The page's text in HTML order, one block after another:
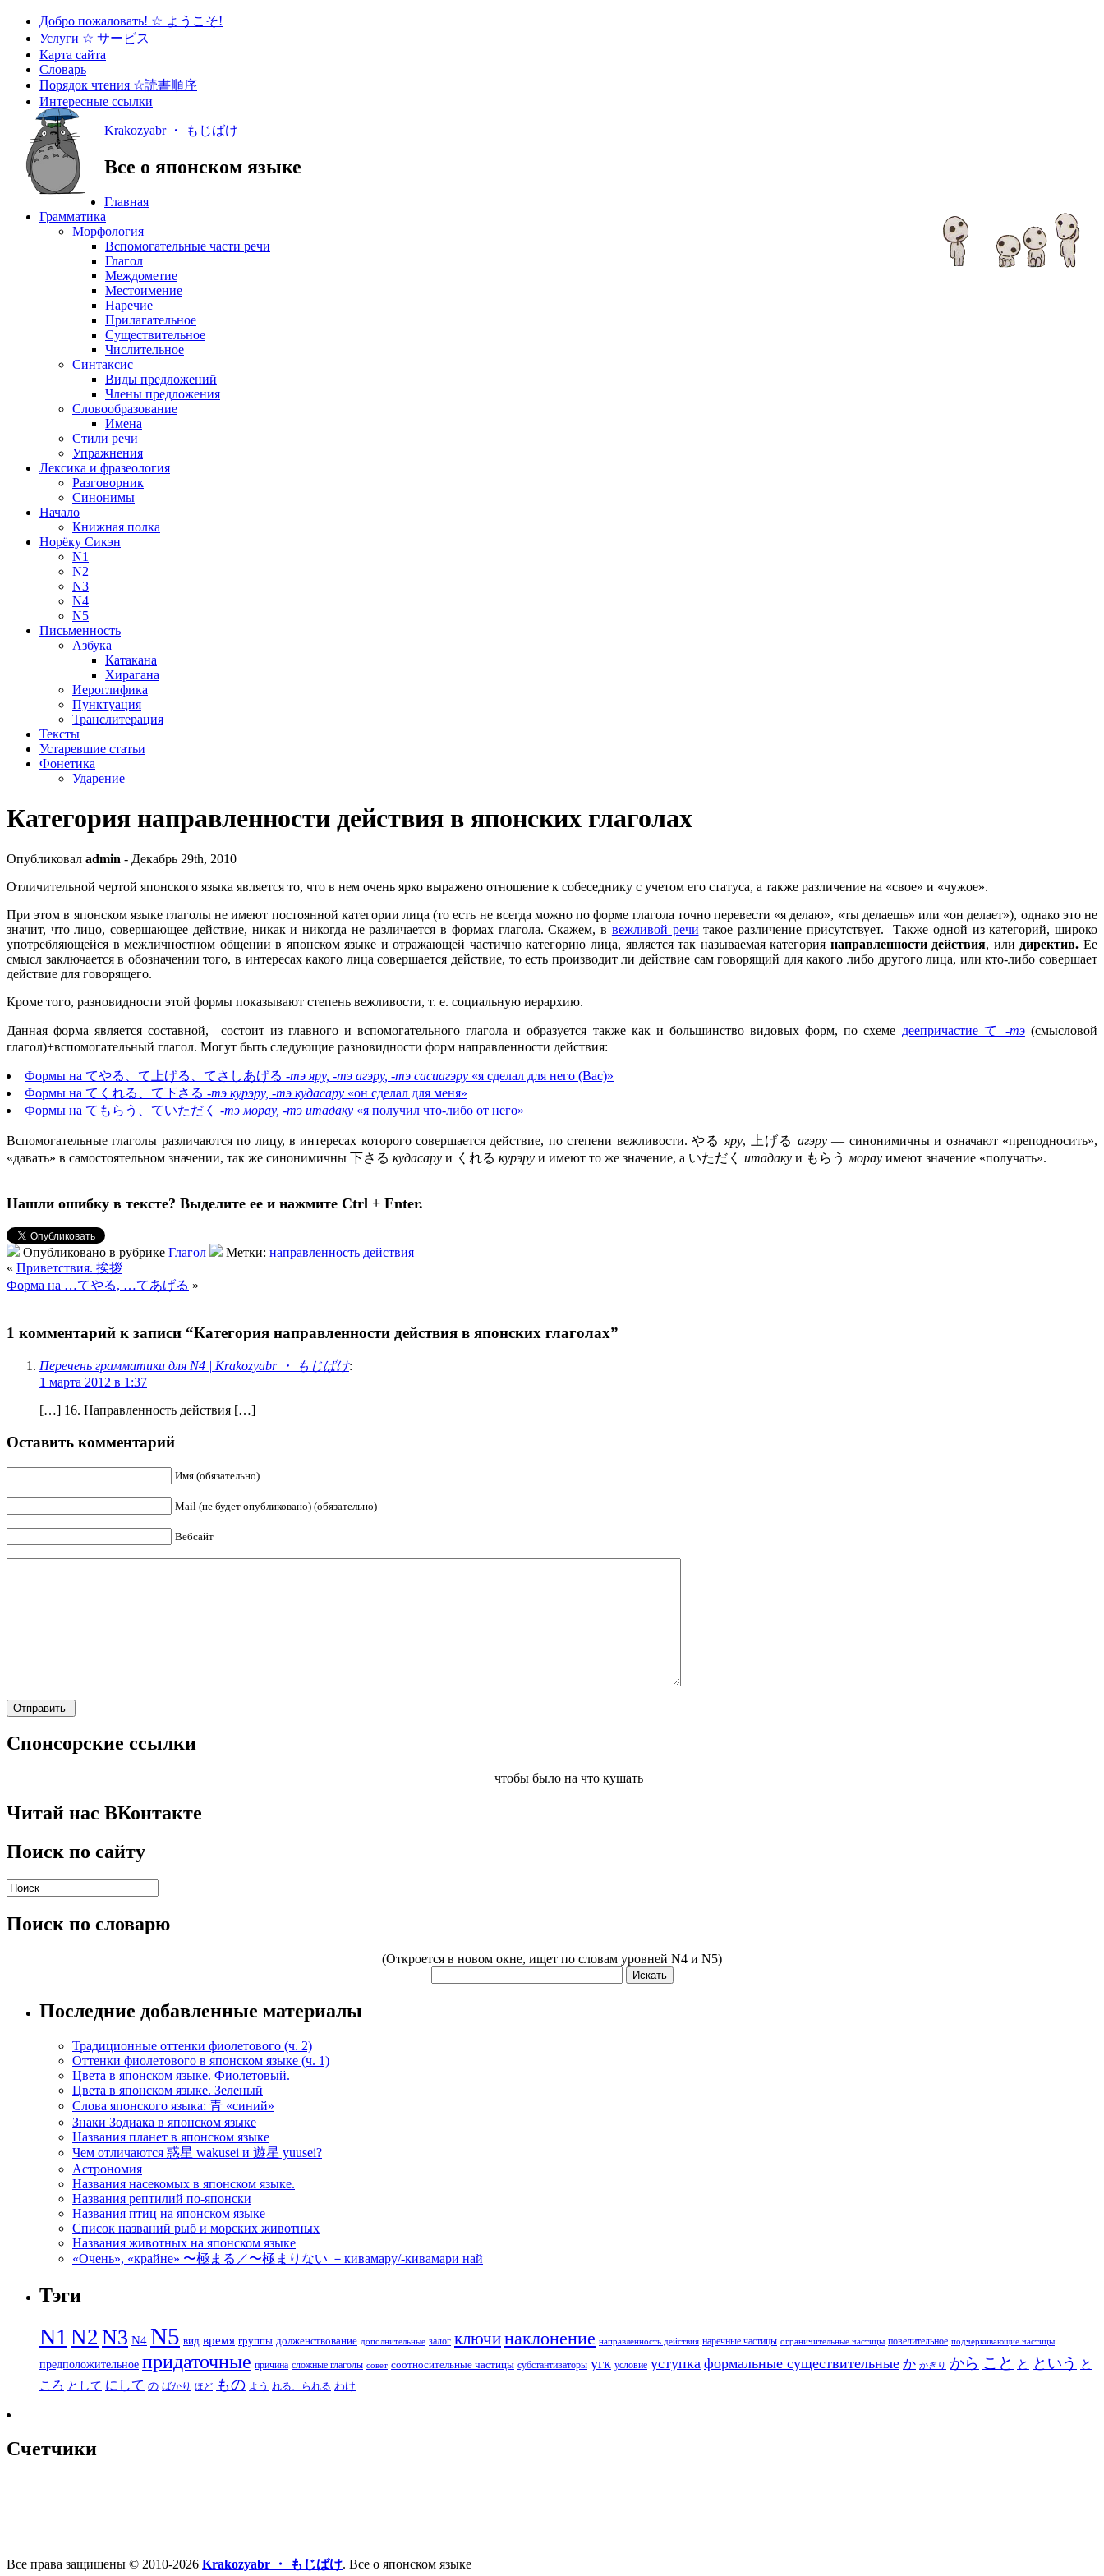
Добро пожаловать! ☆ ようこそ!
Услуги ☆ サービス
Карта сайта
Словарь
Порядок чтения ☆読書順序
Интересные ссылки
Krakozyabr ・ もじばけ
Все о японском языке
Главная
Грамматика
Морфология
Вспомогательные части речи
Глагол
Междометие
Местоимение
Наречие
Прилагательное
Существительное
Числительное
Синтаксис
Виды предложений
Члены предложения
Словообразование
Имена
Стили речи
Упражнения
Лексика и фразеология
Разговорник
Синонимы
Начало
Книжная полка
Норёку Сикэн
N1
N2
N3
N4
N5
Письменность
Азбука
Катакана
Хирагана
Иероглифика
Пунктуация
Транслитерация
Тексты
Устаревшие статьи
Фонетика
Ударение
Категория направленности действия в японских глаголах
Опубликовал admin - Декабрь 29th, 2010
Отличительной чертой японского языка является то, что в нем очень ярко выражено отношение к собеседнику с учетом его статуса, а также различение на «свое» и «чужое».
При этом в японском языке глаголы не имеют постоянной категории лица (то есть не всегда можно по форме глагола точно перевести «я делаю», «ты делаешь» или «он делает»), однако это не
значит, что лицо, совершающее действие, никак и никогда не различается в формах глагола. Скажем, в вежливой речи такое различение присутствует. Также одной из категорий, широко
употребляющейся в межличностном общении в японском языке и отражающей частично категорию лица, является так называемая категория направленности действия, или директив. Ее
смысл заключается в обозначении того, в интересах какого лица совершается действие, то есть производит ли действие сам говорящий для какого либо другого лица, или кто-либо совершает
действие для говорящего.
Кроме того, разновидности этой формы показывают степень вежливости, т. е. социальную иерархию.
Данная форма является составной, состоит из главного и вспомогательного глагола и образуется также как и большинство видовых форм, по схеме деепричастие て -тэ(смысловой
глагол)+вспомогательный глагол. Могут быть следующие разновидности форм направленности действия:
Формы на てやる、て上げる、てさしあげる -тэ яру, -тэ агэру, -тэ сасиагэру «я сделал для него (Вас)»
Формы на てくれる、て下さる -тэ курэру, -тэ кудасару «он сделал для меня»
Формы на てもらう、ていただく -тэ морау, -тэ итадаку «я получил что-либо от него»
Вспомогательные глаголы различаются по лицу, в интересах которого совершается действие, по степени вежливости. やるяру, 上げる агэру — синонимичны и означают «преподносить»,
«давать» в самостоятельном значении, так же синонимичны 下さる кудасару и くれる курэру и имеют то же значение, а いただく итадаку и もらう морау имеют значение «получать».
Нашли ошибку в тексте? Выделите ее и нажмите Ctrl + Enter.
Опубликовано в рубрике Глагол Метки: направленность действия
« Приветствия. 挨拶
Форма на …てやる, …てあげる »
1 комментарий к записи “Категория направленности действия в японских глаголах”
Перечень грамматики для N4 | Krakozyabr ・ もじばけ:
1 марта 2012 в 1:37
[…] 16. Направленность действия […]
Оставить комментарий
Имя (обязательно)
Mail (не будет опубликовано) (обязательно)
Вебсайт
Спонсорские ссылки
чтобы было на что кушать
Читай нас ВКонтакте
Поиск по сайту
Поиск по словарю
(Откроется в новом окне, ищет по словам уровней N4 и N5)
Последние добавленные материалы
Традиционные оттенки фиолетового (ч. 2)
Оттенки фиолетового в японском языке (ч. 1)
Цвета в японском языке. Фиолетовый.
Цвета в японском языке. Зеленый
Слова японского языка: 青 «синий»
Знаки Зодиака в японском языке
Названия планет в японском языке
Чем отличаются 惑星 wakusei и 遊星 yuusei?
Астрономия
Названия насекомых в японском языке.
Названия рептилий по-японски
Названия птиц на японском языке
Список названий рыб и морских животных
Названия животных на японском языке
«Очень», «крайне» 〜極まる／〜極まりない －кивамару/-кивамари най
Тэги
N1 N2 N3 N4 N5 вид время группы долженствование дополнительные залог ключинаклонение направленность действия наречные частицы ограничительные частицы повелительное подчеркивающие частицы
предположительное придаточные причина сложные глаголы совет соотносительные частицы субстантиваторы угк условие уступка формальные существительные か かぎり から こと と という
と
ころ として にして の ばかり ほど もの よう れる、られる わけ
Счетчики
Все права защищены © 2010-2026 Krakozyabr ・ もじばけ. Все о японском языке